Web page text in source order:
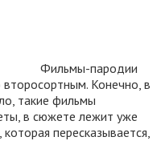
Фильмы-пародии
Конечно, в
такие фильмы
в сюжете лежит уже
пересказывается,